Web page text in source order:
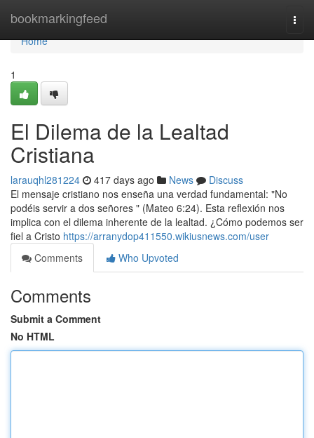
bookmarkingfeed
Home
Home
1
El Dilema de la Lealtad
Cristiana
larauqhl281224 417 days ago News
Discuss
El mensaje cristiano nos enseña una verdad fundamental: "No
podéis servir a dos señores " (Mateo 6:24). Esta reflexión nos
implica con el dilema inherente de la lealtad. ¿Cómo podemos ser
fiel a Cristo https://arranydop411550.wikiusnews.com/user
Comments
Who Upvoted
Comments
Submit a Comment
No HTML